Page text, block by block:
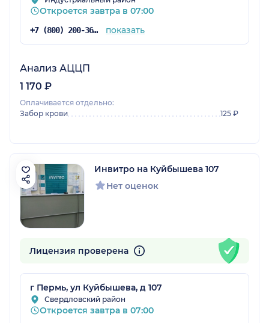
Откроется завтра в 07:00
+7 (800) 200-36-30 показать
Анализ АЦЦП
1 170 ₽
Оплачивается отдельно:
Забор крови
125 ₽
Инвитро на Куйбышева 107
Нет оценок
Лицензия проверена
г Пермь, ул Куйбышева, д 107
Свердловский район
Откроется завтра в 07:00